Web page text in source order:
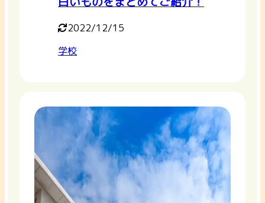
2022/12/15
学校